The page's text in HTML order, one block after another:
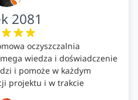
2081
oczyszczalnia
wiedza i doświadczenie
i pomoże w każdym
projektu i w trakcie